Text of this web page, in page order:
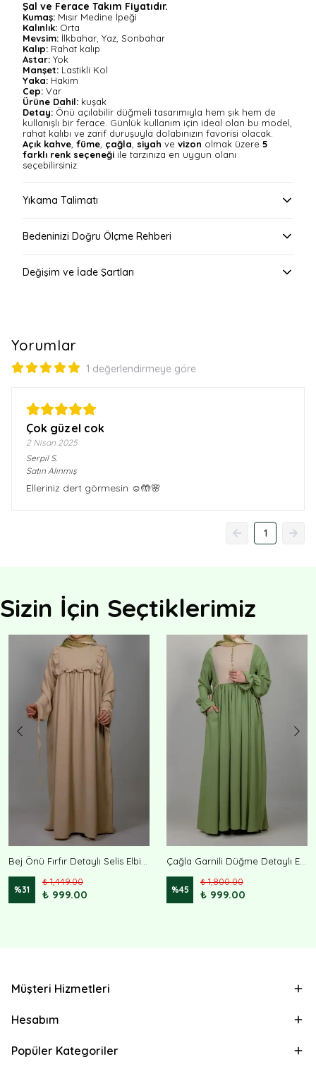
Şal ve Ferace Takım Fiyatıdır.
Kumaş: Mısır Medine İpeği
Kalınlık: Orta
Mevsim: İlkbahar, Yaz, Sonbahar
Kalıp: Rahat kalıp
Astar: Yok
Manşet: Lastikli Kol
Yaka: Hakim
Cep: Var
Ürüne Dahil: kuşak
Detay: Önü açılabilir düğmeli tasarımıyla hem şık hem de
kullanışlı bir ferace. Günlük kullanım için ideal olan bu model,
rahat kalıbı ve zarif duruşuyla dolabınızın favorisi olacak.
Açık kahve, füme, çağla, siyah ve vizon olmak üzere 5
farklı renk seçeneği ile tarzınıza en uygun olanı
seçebilirsiniz.
Yıkama Talimatı
Bedeninizi Doğru Ölçme Rehberi
Değişim ve İade Şartları
Yorumlar
1 değerlendirmeye göre
Çok güzel cok
2 Nisan 2025
Serpil S.
Satın Alınmış
Elleriniz dert görmesin ☺️🤲🌸
1
Sizin İçin Seçtiklerimiz
Bej Önü Fırfır Detaylı Selis Elbise
%31
₺ 1,449.00
₺ 999.00
Çağla Garnili Düğme Detaylı Elbise
%45
₺ 1,800.00
₺ 999.00
Müşteri Hizmetleri
Hesabım
Popüler Kategoriler